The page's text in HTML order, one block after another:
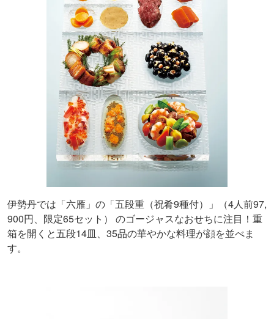
伊勢丹では「六雁」の「五段重（祝肴9種付）」（4人前97,
900円、限定65セット） のゴージャスなおせちに注目！重
箱を開くと五段14皿、35品の華やかな料理が顔を並べま
す。